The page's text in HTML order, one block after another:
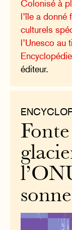
Colonisé à
l’île a donné
culturels
l’Unesco au
Encyclopédie
éditeur.